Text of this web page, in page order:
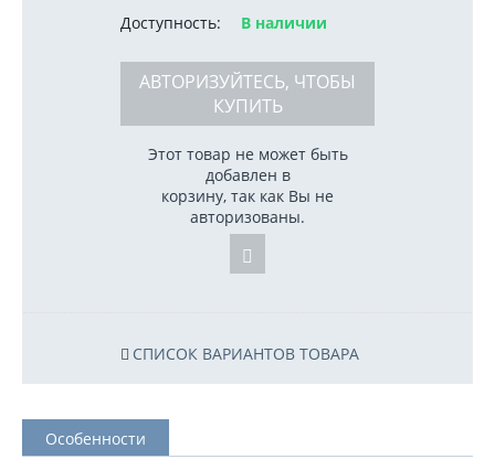
Доступность:
В наличии
АВТОРИЗУЙТЕСЬ, ЧТОБЫ
КУПИТЬ
Этот товар не может быть
добавлен в
корзину, так как Вы не
авторизованы.
СПИСОК ВАРИАНТОВ ТОВАРА
Особенности